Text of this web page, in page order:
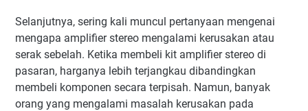
Selanjutnya, sering kali muncul pertanyaan mengenai
mengapa amplifier stereo mengalami kerusakan atau
serak sebelah. Ketika membeli kit amplifier stereo di
pasaran, harganya lebih terjangkau dibandingkan
membeli komponen secara terpisah. Namun, banyak
orang yang mengalami masalah kerusakan pada